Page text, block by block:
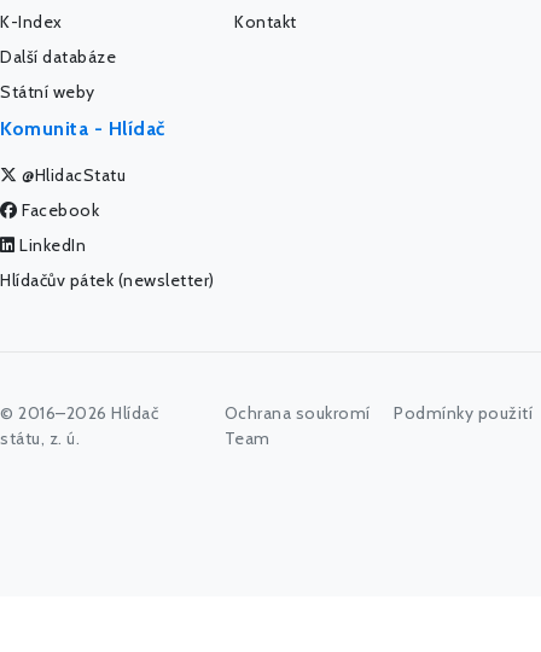
K-Index
Další databáze
Státní weby
Kontakt
Komunita - Hlídač
@HlidacStatu
Facebook
LinkedIn
Hlídačův pátek (newsletter)
© 2016–2026 Hlídač
státu, z. ú.
Ochrana soukromí
Podmínky použití
Team